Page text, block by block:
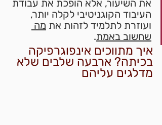
את השיעור, אלא הופכת את עבודת
העיבוד הקוגניטיבי לקלה יותר,
ועוזרת לתלמיד לזהות את מה
שחשוב באמת.
איך מתווכים אינפוגרפיקה
בכיתה? ארבעה שלבים שלא
מדלגים עליהם